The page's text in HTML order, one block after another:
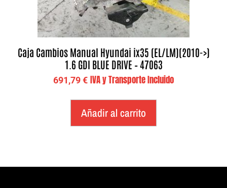
Caja Cambios Manual Hyundai ix35 (EL/LM)(2010->)
1.6 GDI BLUE DRIVE – 47063
691,79€ IVA y Transporte Incluido
Añadir al carrito